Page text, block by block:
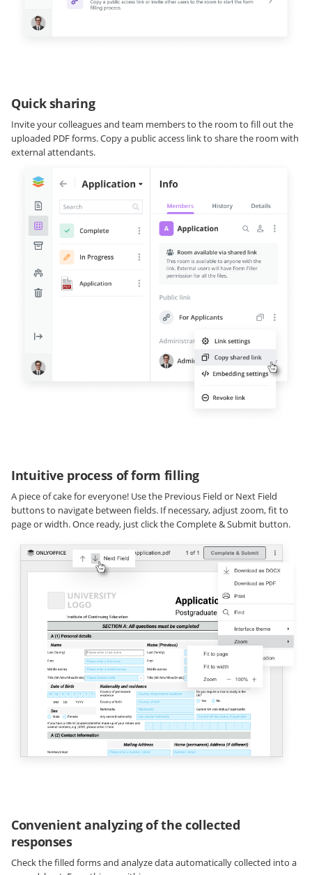
Quick sharing
Invite your colleagues and team members to the room to fill out the
uploaded PDF forms. Copy a public access link to share the room with
external attendants.
Intuitive process of form filling
A piece of cake for everyone! Use the Previous Field or Next Field
buttons to navigate between fields. If necessary, adjust zoom, fit to
page or width. Once ready, just click the Complete & Submit button.
Convenient analyzing of the collected
responses
Check the filled forms and analyze data automatically collected into a